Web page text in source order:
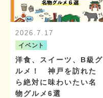
2026.7.17
イベント
洋食、スイーツ、B級グ
ルメ！ 神戸を訪れた
ら絶対に味わいたい名
物グルメ6選